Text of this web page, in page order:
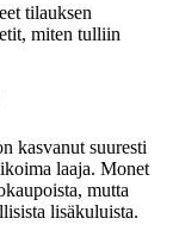
tilauksen
miten tulliin
kasvanut suuresti
laaja. Monet
mutta
lisäkuluista.